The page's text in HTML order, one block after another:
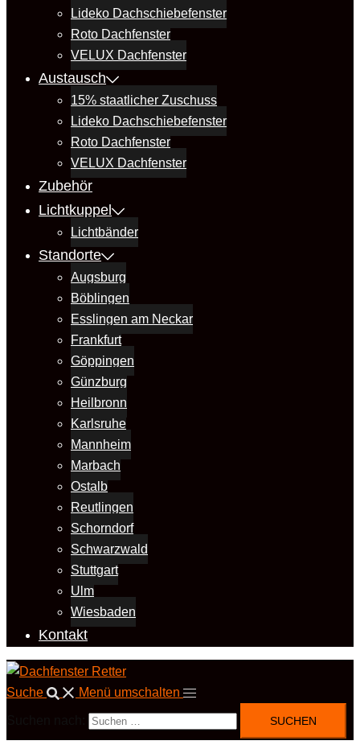
Lideko Dachschiebefenster
Roto Dachfenster
VELUX Dachfenster
Austausch
15% staatlicher Zuschuss
Lideko Dachschiebefenster
Roto Dachfenster
VELUX Dachfenster
Zubehör
Lichtkuppel
Lichtbänder
Standorte
Augsburg
Böblingen
Esslingen am Neckar
Frankfurt
Göppingen
Günzburg
Heilbronn
Karlsruhe
Mannheim
Marbach
Ostalb
Reutlingen
Schorndorf
Schwarzwald
Stuttgart
Ulm
Wiesbaden
Kontakt
Suche Menü umschalten